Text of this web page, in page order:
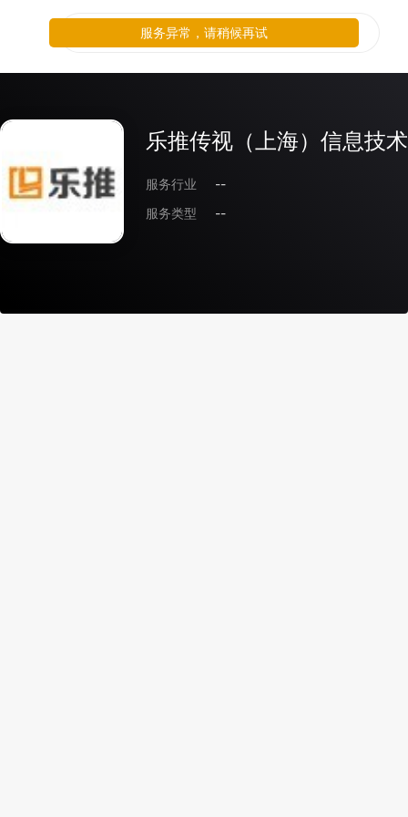
乐推传视（上海）信息技
服务行业
--
服务类型
--
服务异常，请稍候再试